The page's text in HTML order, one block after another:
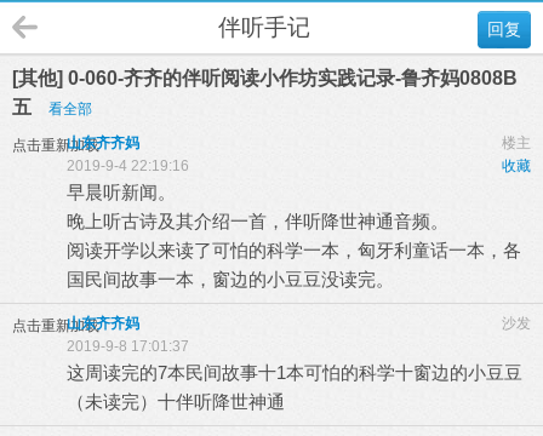
回复
伴听手记
[其他] 0-060-齐齐的伴听阅读小作坊实践记录-鲁齐妈0808B
五
看全部
点击重新加载 楼主
山东齐齐妈
收藏
2019-9-4 22:19:16
早晨听新闻。
晚上听古诗及其介绍一首，伴听降世神通音频。
阅读开学以来读了可怕的科学一本，匈牙利童话一本，各
国民间故事一本，窗边的小豆豆没读完。
点击重新加载 沙发
山东齐齐妈
2019-9-8 17:01:37
这周读完的7本民间故事十1本可怕的科学十窗边的小豆豆
（未读完）十伴听降世神通